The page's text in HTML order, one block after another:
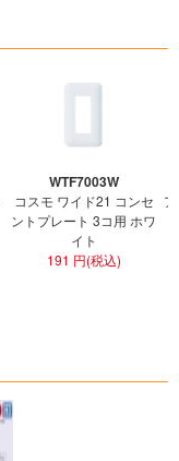
WTF7003W
コスモ ワイド21 コンセ
ントプレート 3コ用 ホワ
イト
191 円(税込)